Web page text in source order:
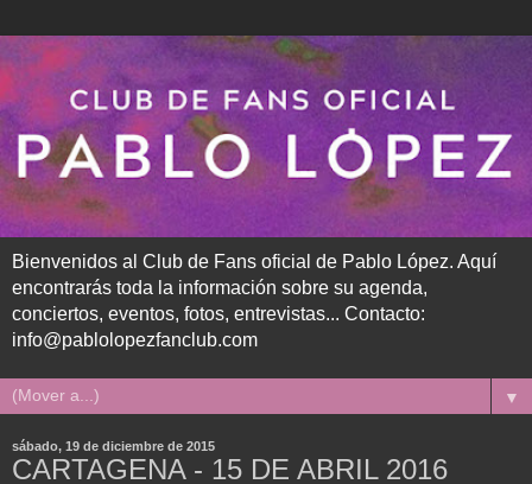
Bienvenidos al Club de Fans oficial de Pablo López. Aquí
encontrarás toda la información sobre su agenda,
conciertos, eventos, fotos, entrevistas... Contacto:
info@pablolopezfanclub.com
▼
sábado, 19 de diciembre de 2015
CARTAGENA - 15 DE ABRIL 2016